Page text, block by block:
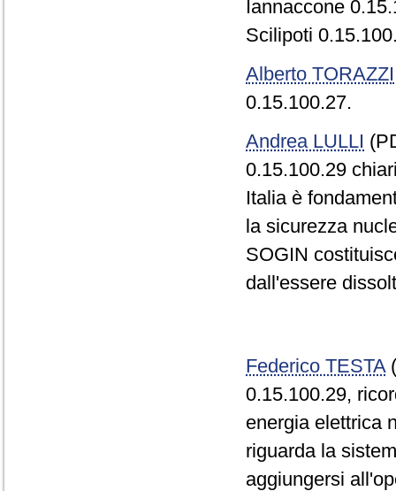
Iannaccone
Scilipoti
Alberto TORAZZI
0.15.100.27.
Andrea LULLI
0.15.100.29
Italia è
la sicurezza
SOGIN
dall'essere
Federico TESTA
0.15.100.29,
energia elettrica
riguarda la
aggiungersi